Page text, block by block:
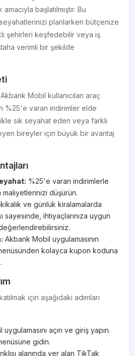
başlatılmıştır. Bu
planlarken bütçenize
şehirleri keşfedebilir veya iş
daha verimli bir şekilde
Mobil kullanıcıları araç
%25'e varan indirimler elde
sık seyahat eden veya farklı
bireyler için büyük bir avantaj
%25'e varan indirimlerle
maliyetlerinizi düşürün.
ve günlük kiralamalarda
sayesinde, ihtiyaçlarınıza uygun
Akbank Mobil uygulamasının
kolayca kupon koduna
için aşağıdaki adımları
açın ve giriş yapın.
gidin.
alanında yer alan TikTak